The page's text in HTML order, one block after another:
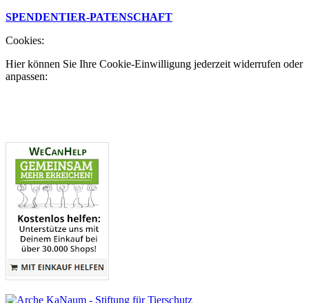
SPENDENTIER-PATENSCHAFT
Cookies:
Hier können Sie Ihre Cookie-Einwilligung jederzeit widerrufen oder
anpassen: